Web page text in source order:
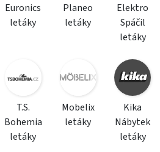
Euronics
letáky
Planeo
letáky
Elektro
Spáčil
letáky
T.S.
Bohemia
letáky
Mobelix
letáky
Kika
Nábytek
letáky